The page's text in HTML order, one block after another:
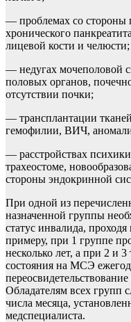
— проблемах со стороны
хронического
лицевой кости и челюсти;
— недугах мочеполовой
половых органов,
отсутствии почки;
— трансплантации
гемофилии, ВИЧ,
— расстройствах
трахеостоме,
стороны эндокринной
При одной из
назначенной группы
статус инвалида,
примеру, при 1 группе
несколько лет, а при 2 и 3
состояния на МСЭ
Обладателям всех групп
числа месяца,
медспециалиста.